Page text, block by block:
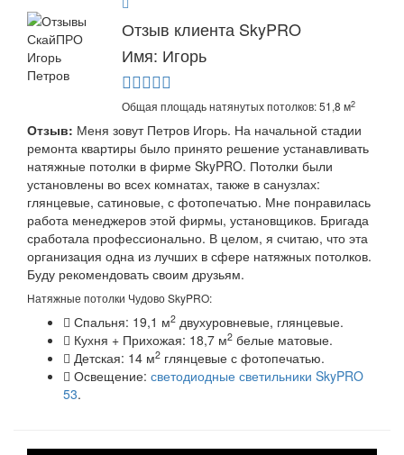
Отзыв клиента SkyPRO
Имя: Игорь
Общая площадь натянутых потолков: 51,8 м2
Отзыв: Меня зовут Петров Игорь. На начальной стадии
ремонта квартиры было принято решение устанавливать
натяжные потолки в фирме SkyPRO. Потолки были
установлены во всех комнатах, также в санузлах:
глянцевые, сатиновые, с фотопечатью. Мне понравилась
работа менеджеров этой фирмы, установщиков. Бригада
сработала профессионально. В целом, я считаю, что эта
организация одна из лучших в сфере натяжных потолков.
Буду рекомендовать своим друзьям.
Натяжные потолки Чудово SkyPRO:
Спальня: 19,1 м2 двухуровневые, глянцевые.
Кухня + Прихожая: 18,7 м2 белые матовые.
Детская: 14 м2 глянцевые с фотопечатью.
Освещение: светодиодные светильники SkyPRO
53.